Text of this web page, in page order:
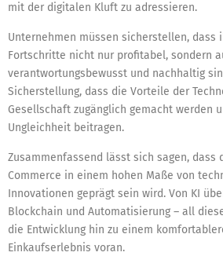
mit der digitalen Kluft zu adressieren.
Unternehmen müssen sicherstellen, dass
Fortschritte nicht nur profitabel, sondern
verantwortungsbewusst und nachhaltig
Sicherstellung, dass die Vorteile der
Gesellschaft zugänglich gemacht werden
Ungleichheit beitragen.
Zusammenfassend lässt sich sagen, dass
Commerce in einem hohen Maße von
Innovationen geprägt sein wird. Von KI
Blockchain und Automatisierung – all
die Entwicklung hin zu einem
Einkaufserlebnis voran.